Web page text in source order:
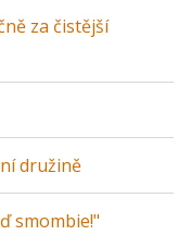
za čistější
družině
smombie!"